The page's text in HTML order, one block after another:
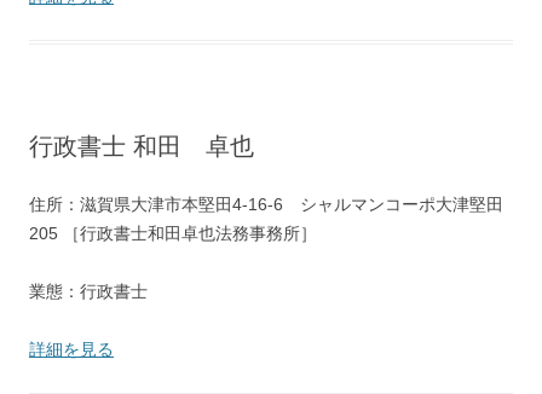
行政書士 和田 卓也
住所：滋賀県大津市本堅田4-16-6 シャルマンコーポ大津堅田
205 ［行政書士和田卓也法務事務所］
業態：行政書士
詳細を見る